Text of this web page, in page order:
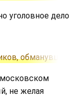
уголовное дело
обманувших
не желая